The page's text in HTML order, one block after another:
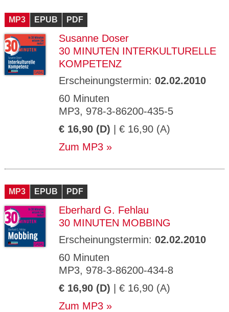
MP3 EPUB PDF
Susanne Doser
30 MINUTEN INTERKULTURELLE
KOMPETENZ
Erscheinungstermin: 02.02.2010
60 Minuten
MP3, 978-3-86200-435-5
€ 16,90 (D) | € 16,90 (A)
Zum MP3
MP3 EPUB PDF
Eberhard G. Fehlau
30 MINUTEN MOBBING
Erscheinungstermin: 02.02.2010
60 Minuten
MP3, 978-3-86200-434-8
€ 16,90 (D) | € 16,90 (A)
Zum MP3